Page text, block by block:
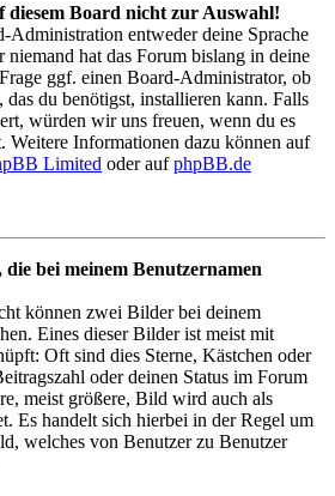
diesem Board nicht zur Auswahl!
Administration entweder deine Sprache
niemand hat das Forum bislang in deine
ggf. einen Board-Administrator, ob
das du benötigst, installieren kann. Falls
würden wir uns freuen, wenn du es
Weitere Informationen dazu können auf
Limited oder aufphpBB.de
bei meinem Benutzernamen
können zwei Bilder bei deinem
Eines dieser Bilder ist meist mit
Oft sind dies Sterne, Kästchen oder
oder deinen Status im Forum
meist größere, Bild wird auch als
Es handelt sich hierbei in der Regel um
welches von Benutzer zu Benutzer